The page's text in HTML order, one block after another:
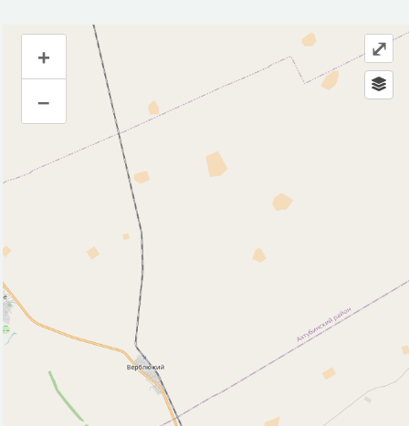
Сайты гостиниц
Инфраструктура
Автозаправочная станция (1)
Гостиница (1)
Магазин (3)
Исторические объекты
Памятник (1)
Природные объекты
Пляж (29)
+
–
⤢